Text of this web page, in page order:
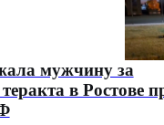
мужчину за
в Ростове